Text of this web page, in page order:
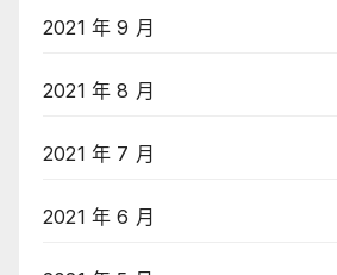
2021 年 9 月
2021 年 8 月
2021 年 7 月
2021 年 6 月